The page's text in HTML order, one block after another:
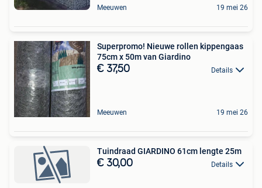
Meeuwen 19 mei 26
Superpromo! Nieuwe rollen kippengaas
75cm x 50m van Giardino
€ 37,50 Details
Meeuwen 19 mei 26
Tuindraad GIARDINO 61cm lengte 25m
€ 30,00 Details